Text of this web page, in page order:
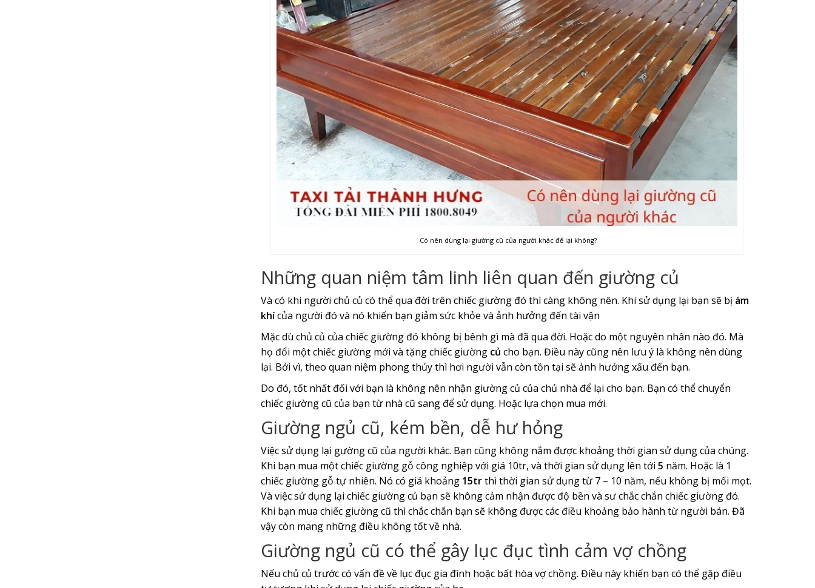
Có nên dùng lại giường cũ của người khác để lại không?
Những quan niệm tâm linh liên quan đến giường củ
Và có khi người chủ củ có thể qua đời trên chiếc giường đó thì càng không nên. Khi sử dụng lại bạn sẽ bị ám
khícủa người đó và nó khiến bạn giảm sức khỏe và ảnh hưởng đến tài vận
Mặc dù chủ củ của chiếc giường đó không bị bênh gì mà đã qua đời. Hoặc do một nguyên nhân nào đó. Mà
họ đổi một chiếc giường mới và tặng chiếc giường củ cho bạn. Điều này cũng nên lưu ý là không nên dùng
lại. Bởi vì, theo quan niệm phong thủy thì hơi người vẫn còn tồn tại sẽ ảnh hưởng xấu đến bạn.
Do đó, tốt nhất đối với bạn là không nên nhận giường củ của chủ nhà để lại cho bạn. Bạn có thể chuyển
chiếc giường cũ của bạn từ nhà cũ sang để sử dụng. Hoặc lựa chọn mua mới.
Giường ngủ cũ, kém bền, dễ hư hỏng
Việc sử dụng lại gường cũ của người khác. Bạn cũng không nắm được khoảng thời gian sử dụng của chúng.
Khi bạn mua một chiếc giường gỗ công nghiệp với giá 10tr, và thời gian sử dụng lên tới 5 năm. Hoặc là 1
chiếc giường gỗ tự nhiên. Nó có giá khoảng 15trthì thời gian sử dụng từ 7 – 10 năm, nếu không bị mối mọt.
Và việc sử dụng lại chiếc giường củ bạn sẽ không cảm nhận được độ bền và sư chắc chắn chiếc giường đó.
Khi bạn mua chiếc giường cũ thì chắc chắn bạn sẽ không được các điều khoảng bảo hành từ người bán. Đã
vậy còn mang những điều không tốt về nhà.
Giường ngủ cũ có thể gây lục đục tình cảm vợ chồng
Nếu chủ củ trước có vấn đề về lục đục gia đình hoặc bất hòa vợ chồng. Điều này khiến bạn có thể gặp điều